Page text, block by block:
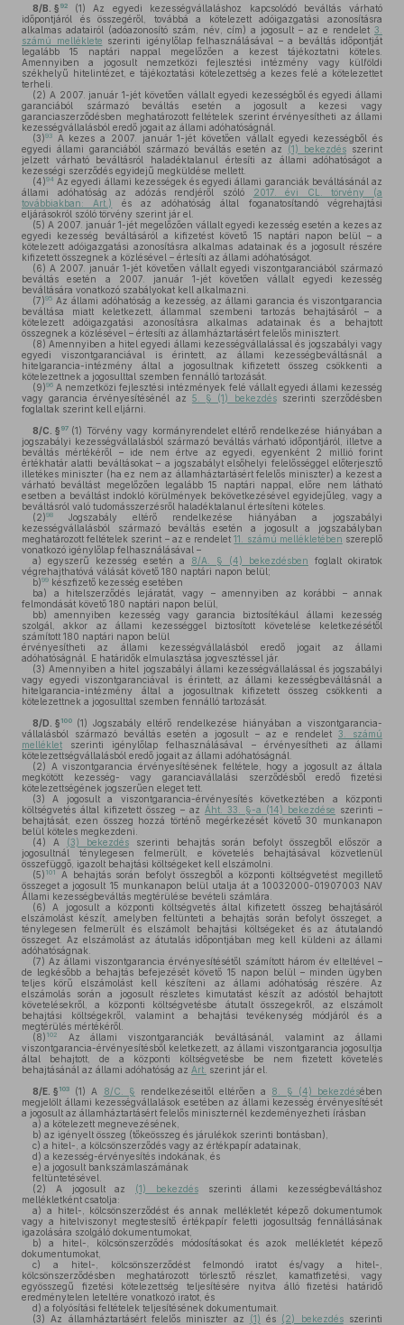
8/B. § 92 (1) Az egyedi kezességvállaláshoz kapcsolódó beváltás várható
időpontjáról és összegéről, továbbá a kötelezett adóigazgatási azonosításra
alkalmas adatairól (adóazonosító szám, név, cím) a jogosult – az e rendelet 3.
számú melléklete szerinti igénylőlap felhasználásával – a beváltás időpontját
legalább 15 naptári nappal megelőzően a kezest tájékoztatni köteles.
Amennyiben a jogosult nemzetközi fejlesztési intézmény vagy külföldi
székhelyű hitelintézet, e tájékoztatási kötelezettség a kezes felé a kötelezettet
terheli.
(2) A 2007. január 1-jét követően vállalt egyedi kezességből és egyedi állami
garanciából származó beváltás esetén a jogosult a kezesi vagy
garanciaszerződésben meghatározott feltételek szerint érvényesítheti az állami
kezességvállalásból eredő jogait az állami adóhatóságnál.
(3)93
A kezes a 2007. január 1-jét követően vállalt egyedi kezességből és
egyedi állami garanciából származó beváltás esetén az (1) bekezdés szerint
jelzett várható beváltásról haladéktalanul értesíti az állami adóhatóságot a
kezességi szerződés egyidejű megküldése mellett.
(4)94 Az egyedi állami kezességek és egyedi állami garanciák beváltásánál az
állami adóhatóság az adózás rendjéről szóló
2017. évi CL. törvény (a
továbbiakban: Art.)
és az adóhatóság által foganatosítandó végrehajtási
eljárásokról szóló törvény szerint jár el.
(5) A 2007. január 1-jét megelőzően vállalt egyedi kezesség esetén a kezes az
egyedi kezesség beváltásáról a kifizetést követő 15 naptári napon belül – a
kötelezett adóigazgatási azonosításra alkalmas adatainak és a jogosult részére
kifizetett összegnek a közlésével – értesíti az állami adóhatóságot.
(6) A 2007. január 1-jét követően vállalt egyedi viszontgaranciából származó
beváltás esetén a 2007. január 1-jét követően vállalt egyedi kezesség
beváltására vonatkozó szabályokat kell alkalmazni.
(7)95 Az állami adóhatóság a kezesség, az állami garancia és viszontgarancia
beváltása miatt keletkezett, állammal szembeni tartozás behajtásáról – a
kötelezett adóigazgatási azonosításra alkalmas adatainak és a behajtott
összegnek a közlésével – értesíti az államháztartásért felelős minisztert.
(8) Amennyiben a hitel egyedi állami kezességvállalással és jogszabályi vagy
egyedi viszontgaranciával is érintett, az állami kezességbeváltásnál a
hitelgarancia-intézmény által a jogosultnak kifizetett összeg csökkenti a
kötelezettnek a jogosulttal szemben fennálló tartozását.
(9)96 A nemzetközi fejlesztési intézmények felé vállalt egyedi állami kezesség
vagy garancia érvényesítésénél az 5. § (1) bekezdésszerinti szerződésben
foglaltak szerint kell eljárni.
8/C. § 97 (1) Törvény vagy kormányrendelet eltérő rendelkezése hiányában a
jogszabályi kezességvállalásból származó beváltás várható időpontjáról, illetve a
beváltás mértékéről – ide nem értve az egyedi, egyenként 2 millió forint
értékhatár alatti beváltásokat – a jogszabályt elsőhelyi felelősséggel előterjesztő
illetékes miniszter (ha ez nem az államháztartásért felelős miniszter) a kezest a
várható beváltást megelőzően legalább 15 naptári nappal, előre nem látható
esetben a beváltást indokló körülmények bekövetkezésével egyidejűleg, vagy a
beváltásról való tudomásszerzésről haladéktalanul értesíteni köteles.
(2)98
Jogszabály eltérő rendelkezése hiányában a jogszabályi
kezességvállalásból származó beváltás esetén a jogosult a jogszabályban
meghatározott feltételek szerint – az e rendelet11. számú mellékletében szereplő
vonatkozó igénylőlap felhasználásával –
a) egyszerű kezesség esetén a 8/A. § (4) bekezdésben foglalt okiratok
végrehajthatóvá válását követő 180 naptári napon belül;
b)99 készfizető kezesség esetében
ba) a hitelszerződés lejáratát, vagy – amennyiben az korábbi – annak
felmondását követő 180 naptári napon belül,
bb) amennyiben kezesség vagy garancia biztosítékául állami kezesség
szolgál, akkor az állami kezességgel biztosított követelése keletkezésétől
számított 180 naptári napon belül
érvényesítheti az állami kezességvállalásból eredő jogait az állami
adóhatóságnál. E határidők elmulasztása jogvesztéssel jár.
(3) Amennyiben a hitel jogszabályi állami kezességvállalással és jogszabályi
vagy egyedi viszontgaranciával is érintett, az állami kezességbeváltásnál a
hitelgarancia-intézmény által a jogosultnak kifizetett összeg csökkenti a
kötelezettnek a jogosulttal szemben fennálló tartozását.
8/D. § 100 (1) Jogszabály eltérő rendelkezése hiányában a viszontgarancia-
vállalásból származó beváltás esetén a jogosult – az e rendelet 3. számú
melléklet szerinti igénylőlap felhasználásával – érvényesítheti az állami
kötelezettségvállalásból eredő jogait az állami adóhatóságnál.
(2) A viszontgarancia érvényesítésének feltétele, hogy a jogosult az általa
megkötött kezesség- vagy garanciavállalási szerződésből eredő fizetési
kötelezettségének jogszerűen eleget tett.
(3) A jogosult a viszontgarancia-érvényesítés következtében a központi
költségvetés által kifizetett összeg – az Áht. 33. §-a (14) bekezdése szerinti –
behajtását, ezen összeg hozzá történő megérkezését követő 30 munkanapon
belül köteles megkezdeni.
(4) A (3) bekezdésszerinti behajtás során befolyt összegből először a
jogosultnál ténylegesen felmerült, e követelés behajtásával közvetlenül
összefüggő, igazolt behajtási költségeket kell elszámolni.
(5) 101
A behajtás során befolyt összegből a központi költségvetést megillető
összeget a jogosult 15 munkanapon belül utalja át a 10032000-01907003 NAV
Állami kezességbeváltás megtérülése bevételi számlára.
(6) A jogosult a központi költségvetés által kifizetett összeg behajtásáról
elszámolást készít, amelyben feltünteti a behajtás során befolyt összeget, a
ténylegesen felmerült és elszámolt behajtási költségeket és az átutalandó
összeget. Az elszámolást az átutalás időpontjában meg kell küldeni az állami
adóhatóságnak.
(7) Az állami viszontgarancia érvényesítésétől számított három év elteltével –
de legkésőbb a behajtás befejezését követő 15 napon belül – minden ügyben
teljes körű elszámolást kell készíteni az állami adóhatóság részére. Az
elszámolás során a jogosult részletes kimutatást készít az adóstól behajtott
követelésekről, a központi költségvetésbe átutalt összegekről, az elszámolt
behajtási költségekről, valamint a behajtási tevékenység módjáról és a
megtérülés mértékéről.
(8) 102
Az állami viszontgaranciák beváltásánál, valamint az állami
viszontgarancia-érvényesítésből keletkezett, az állami viszontgarancia jogosultja
által behajtott, de a központi költségvetésbe be nem fizetett követelés
behajtásánál az állami adóhatóság az Art. szerint jár el.
8/E. § 103 (1) A 8/C. § rendelkezéseitől eltérően a 8. § (4) bekezdésében
megjelölt állami kezességvállalások esetében az állami kezesség érvényesítését
a jogosult az államháztartásért felelős miniszternél kezdeményezheti írásban
a) a kötelezett megnevezésének,
b) az igényelt összeg (tőkeösszeg és járulékok szerinti bontásban),
c) a hitel-, a kölcsönszerződés vagy az értékpapír adatainak,
d) a kezesség-érvényesítés indokának, és
e) a jogosult bankszámlaszámának
feltüntetésével.
(2) A jogosult az (1) bekezdésszerinti állami kezességbeváltáshoz
mellékletként csatolja:
a) a hitel-, kölcsönszerződést és annak mellékletét képező dokumentumok
vagy a hitelviszonyt megtestesítő értékpapír feletti jogosultság fennállásának
igazolására szolgáló dokumentumokat,
b) a hitel-, kölcsönszerződés módosításokat és azok mellékletét képező
dokumentumokat,
c) a hitel-, kölcsönszerződést felmondó iratot és/vagy a hitel-,
kölcsönszerződésben meghatározott törlesztő részlet, kamatfizetési, vagy
egyösszegű fizetési kötelezettség teljesítésére nyitva álló fizetési határidő
eredménytelen leteltére vonatkozó iratot, és
d) a folyósítási feltételek teljesítésének dokumentumait.
(3) Az államháztartásért felelős miniszter az (1) és (2) bekezdésszerinti